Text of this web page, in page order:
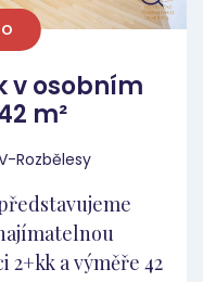
turistický ruch.
Rozbělesy
s dobrou
i k hlavním
– obchody,
i zastávky
a
v osobním
m²
Rozbělesy
a výměře 42